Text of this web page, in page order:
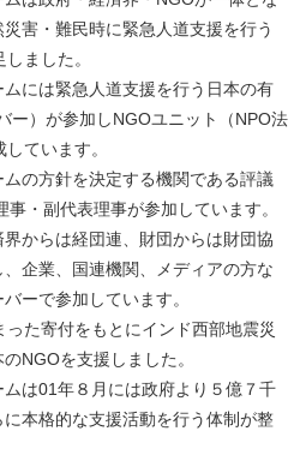
害・難民時に緊急人道支援を行う
ました。
には緊急人道支援を行う日本の有
ー）が参加しNGOユニット（NPO法
ています。
の方針を決定する機関である評議
・副代表理事が参加しています。
からは経団連、財団からは財団協
企業、国連機関、メディアの方な
ーで参加しています。
た寄付をもとにインド西部地震災
NGOを支援しました。
は01年８月には政府より５億７千
本格的な支援活動を行う体制が整